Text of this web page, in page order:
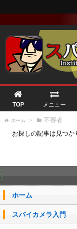
TOP メニュー
ホーム >
不審者
お探しの記事は見つか
ホーム
スパイカメラ入門